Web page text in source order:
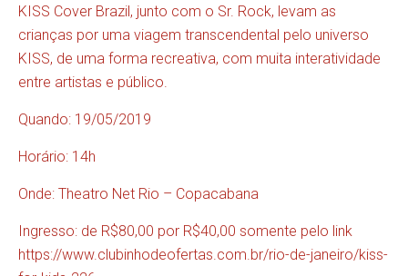
KISS Cover Brazil, junto com o Sr. Rock, levam as
crianças por uma viagem transcendental pelo universo
KISS, de uma forma recreativa, com muita interatividade
entre artistas e público.
Quando: 19/05/2019
Horário: 14h
Onde: Theatro Net Rio – Copacabana
Ingresso: de R$80,00 por R$40,00 somente pelo link
https://www.clubinhodeofertas.com.br/rio-de-janeiro/kiss-